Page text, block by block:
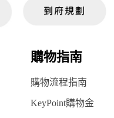
購物指南
購物流程指南
KeyPoint購物金